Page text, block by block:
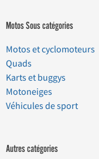
Motos Sous catégories
Motos et cyclomoteurs
Quads
Karts et buggys
Motoneiges
Véhicules de sport
Autres catégories